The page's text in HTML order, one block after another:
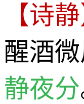
【诗静
醒酒微
静夜分